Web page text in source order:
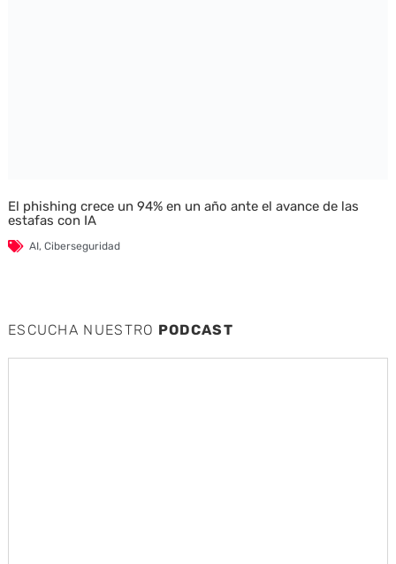
El phishing crece un 94% en un año ante el avance de las
estafas con IA
AI, Ciberseguridad
ESCUCHA NUESTRO PODCAST